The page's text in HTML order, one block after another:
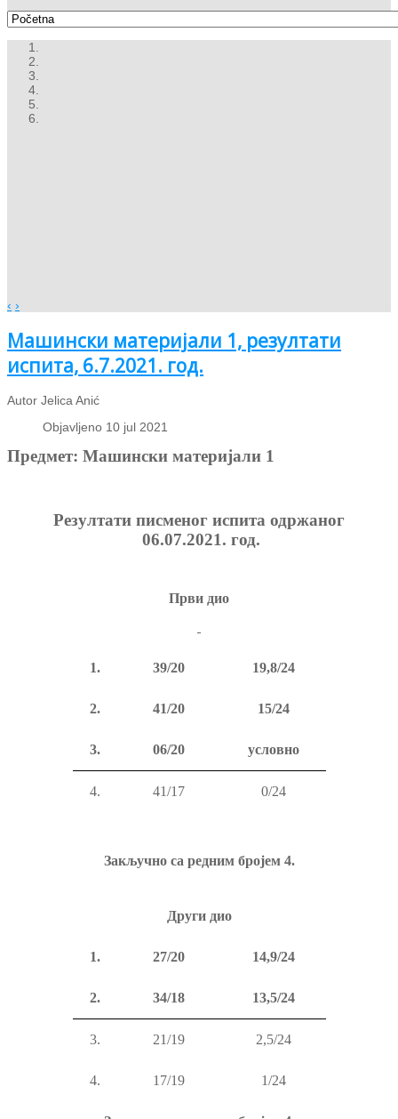
‹ ›
Машински материјали 1, резултати
испита, 6.7.2021. год.
Autor Jelica Anić
Objavljeno 10 jul 2021
Предмет: Машински материјали 1
Резултати писменог испита одржаног
06.07.2021. год.
Први дио
1. 39/20 19,8/24
2. 41/20 15/24
3. 06/20 условно
4. 41/17 0/24
Закључно са редним бројем 4.
Другидиo
1. 27/20 14,9/24
2. 34/18 13,5/24
3. 21/19 2,5/24
4. 17/19 1/24